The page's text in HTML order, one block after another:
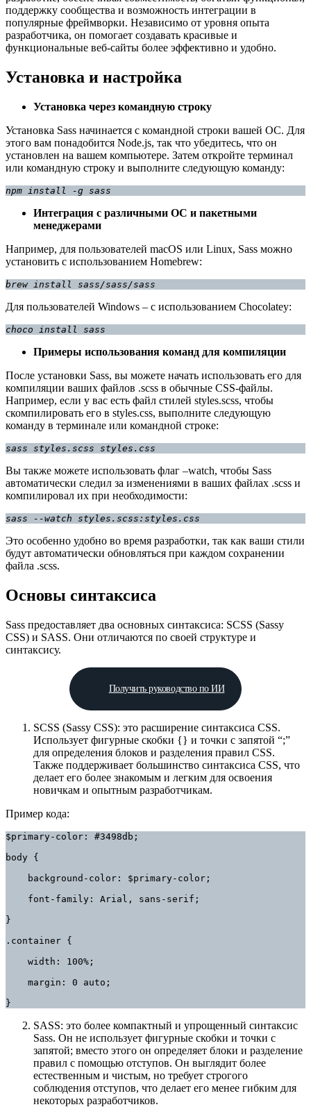
поддержку сообщества и возможность интеграции в
популярные фреймворки. Независимо от уровня опыта
разработчика, он помогает создавать красивые и
функциональные веб-сайты более эффективно и удобно.
Установка и настройка
Установка через командную строку
Установка Sass начинается с командной строки вашей ОС. Для
этого вам понадобится Node.js, так что убедитесь, что он
установлен на вашем компьютере. Затем откройте терминал
или командную строку и выполните следующую команду:
npm install -g sass
Интеграция с различными ОС и пакетными
менеджерами
Например, для пользователей macOS или Linux, Sass можно
установить с использованием Homebrew:
brew install sass/sass/sass
Для пользователей Windows – с использованием Chocolatey:
choco install sass
Примеры использования команд для компиляции
После установки Sass, вы можете начать использовать его для
компиляции ваших файлов .scss в обычные CSS-файлы.
Например, если у вас есть файл стилей styles.scss, чтобы
скомпилировать его в styles.css, выполните следующую
команду в терминале или командной строке:
sass styles.scss styles.css
Вы также можете использовать флаг –watch, чтобы Sass
автоматически следил за изменениями в ваших файлах .scss и
компилировал их при необходимости:
sass --watch styles.scss:styles.css
Это особенно удобно во время разработки, так как ваши стили
будут автоматически обновляться при каждом сохранении
файла .scss.
Основы синтаксиса
Sass предоставляет два основных синтаксиса: SCSS (Sassy
CSS) и SASS. Они отличаются по своей структуре и
синтаксису.
Получить руководство по ИИ
SCSS (Sassy CSS): это расширение синтаксиса CSS.
Использует фигурные скобки {} и точки с запятой “;”
для определения блоков и разделения правил CSS.
Также поддерживает большинство синтаксиса CSS, что
делает его более знакомым и легким для освоения
новичкам и опытным разработчикам.
Пример кода:
$primary-color: #3498db;
body {
background-color: $primary-color;
font-family: Arial, sans-serif;
}
.container {
width: 100%;
margin: 0 auto;
}
SASS: это более компактный и упрощенный синтаксис
Sass. Он не использует фигурные скобки и точки с
запятой; вместо этого он определяет блоки и разделение
правил с помощью отступов. Он выглядит более
естественным и чистым, но требует строгого
соблюдения отступов, что делает его менее гибким для
некоторых разработчиков.